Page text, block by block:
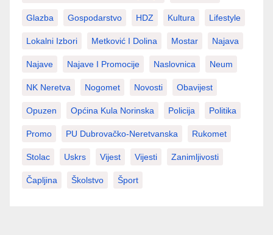
Glazba Gospodarstvo HDZ Kultura Lifestyle
Lokalni Izbori Metković I Dolina Mostar Najava
Najave Najave I Promocije Naslovnica Neum
NK Neretva Nogomet Novosti Obavijest
Opuzen Općina Kula Norinska Policija Politika
Promo PU Dubrovačko-Neretvanska Rukomet
Stolac Uskrs Vijest Vijesti Zanimljivosti
Čapljina Školstvo Šport